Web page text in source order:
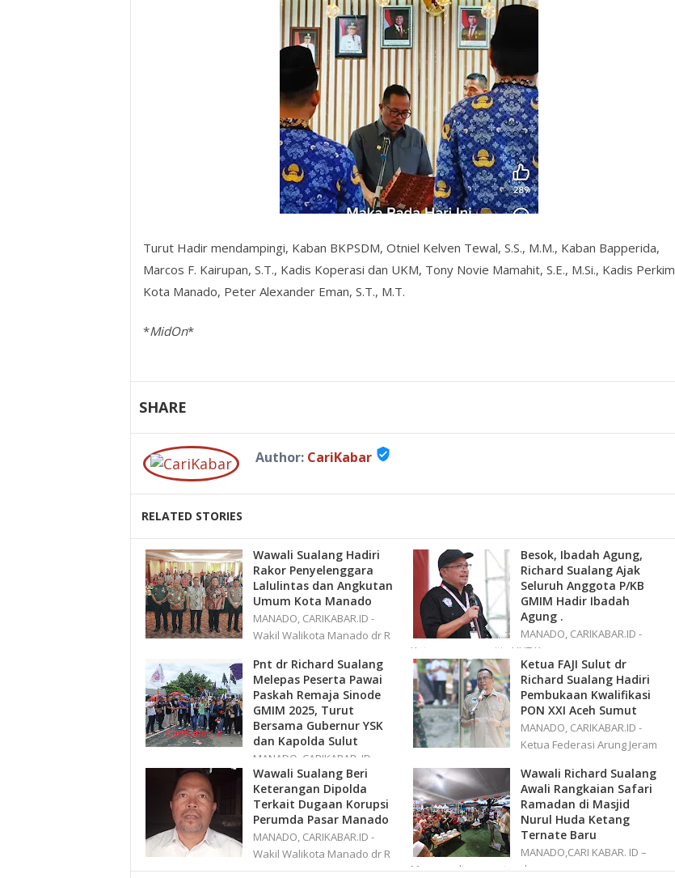
Turut Hadir mendampingi, Kaban BKPSDM, Otniel Kelven Tewal, S.S., M.M., Kaban Bapperida,
Marcos F. Kairupan, S.T., Kadis Koperasi dan UKM, Tony Novie Mamahit, S.E., M.Si., Kadis Perkim
Kota Manado, Peter Alexander Eman, S.T., M.T.
*MidOn*
SHARE
Author: CariKabar verified_user
RELATED STORIES
Wawali Sualang Hadiri
Rakor Penyelenggara
Lalulintas dan Angkutan
Umum Kota Manado
MANADO, CARIKABAR.ID -
Wakil Walikota Manado dr R
Besok, Ibadah Agung,
Richard Sualang Ajak
Seluruh Anggota P/KB
GMIM Hadir Ibadah
Agung .
MANADO, CARIKABAR.ID -
Ketua umum panitia HUT Ke-
Pnt dr Richard Sualang
Melepas Peserta Pawai
Paskah Remaja Sinode
GMIM 2025, Turut
Bersama Gubernur YSK
dan Kapolda Sulut
MANADO, CARIKABAR. ID -
Puluhan ribu Remaja Sinod
Ketua FAJI Sulut dr
Richard Sualang Hadiri
Pembukaan Kwalifikasi
PON XXI Aceh Sumut
MANADO, CARIKABAR.ID -
Ketua Federasi Arung Jeram
Wawali Sualang Beri
Keterangan Dipolda
Terkait Dugaan Korupsi
Perumda Pasar Manado
MANADO, CARIKABAR.ID -
Wakil Walikota Manado dr R
Wawali Richard Sualang
Awali Rangkaian Safari
Ramadan di Masjid
Nurul Huda Ketang
Ternate Baru
MANADO,CARI KABAR. ID –
Mengawali momentum b